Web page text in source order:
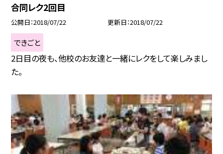
合同レク2回目
公開日 2018/07/22 更新日 2018/07/22
できごと
2日目の夜も、他校のお友達と一緒にレクをして楽しみまし
た。